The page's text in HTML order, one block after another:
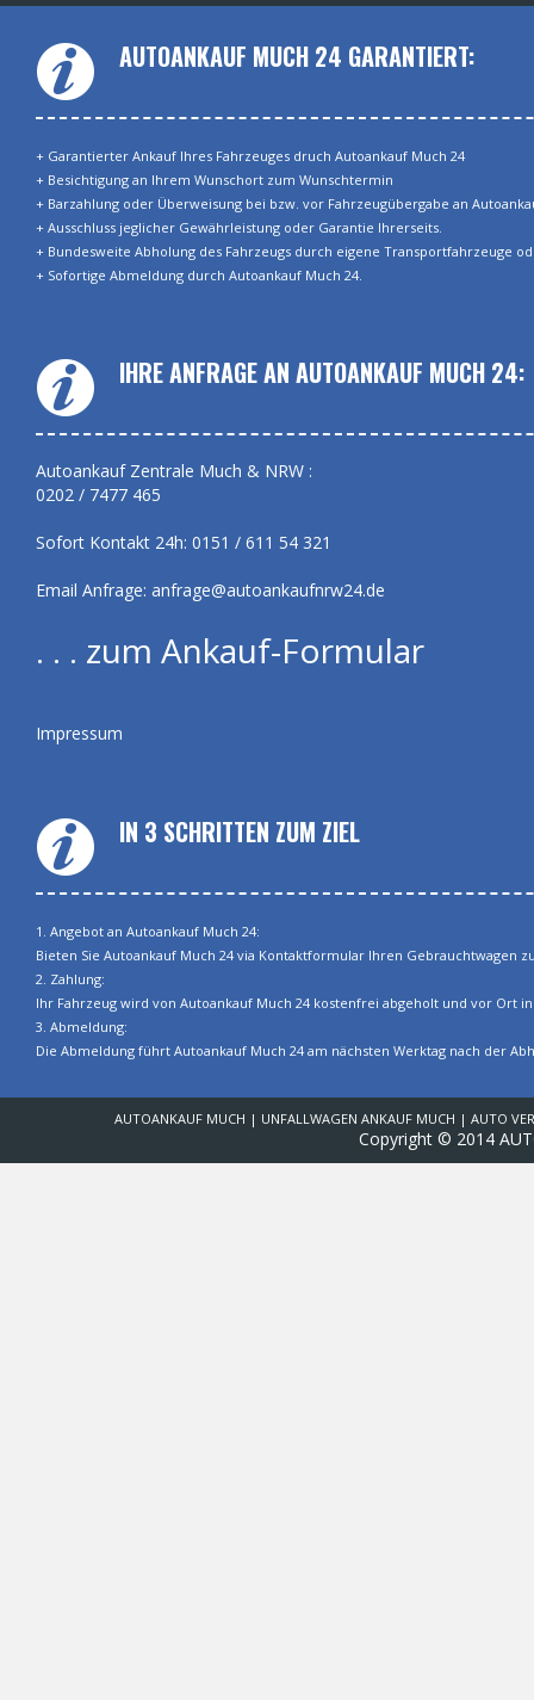
AUTOANKAUF MUCH 24 GARANTIERT:
+ Garantierter Ankauf Ihres Fahrzeuges druch Autoankauf Much 24
+ Besichtigung an Ihrem Wunschort zum Wunschtermin
+ Barzahlung oder Überweisung bei bzw. vor Fahrzeugübergabe an
+ Ausschluss jeglicher Gewährleistung oder Garantie Ihrerseits.
+ Bundesweite Abholung des Fahrzeugs durch eigene Transportfahrzeuge
+ Sofortige Abmeldung durch Autoankauf Much 24.
IHRE ANFRAGE AN AUTOANKAUF MUCH 24:
Autoankauf Zentrale Much & NRW :
0202 / 7477 465
Sofort Kontakt 24h: 0151 / 611 54 321
Email Anfrage: anfrage@autoankaufnrw24.de
. . . zum Ankauf-Formular
Impressum
IN 3 SCHRITTEN ZUM ZIEL
1. Angebot an Autoankauf Much 24:
Bieten Sie Autoankauf Much 24 via Kontaktformular Ihren Gebrauchtwagen
2. Zahlung:
Ihr Fahrzeug wird von Autoankauf Much 24 kostenfrei abgeholt und vor Ort
3. Abmeldung:
Die Abmeldung führt Autoankauf Much 24 am nächsten Werktag nach der
AUTOANKAUF MUCH | UNFALLWAGEN ANKAUF MUCH | AUTO
Copyright © 2014